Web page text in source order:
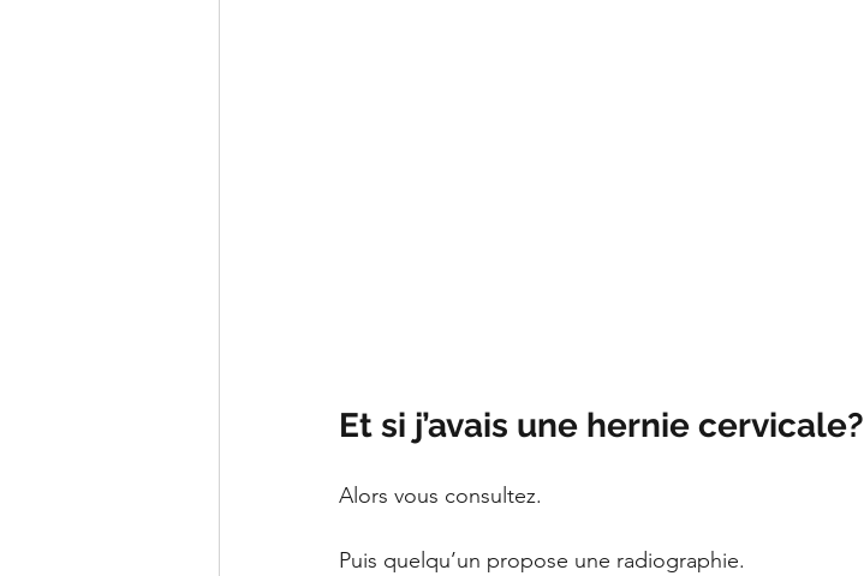
Et si j’avais une hernie cervicale?
Alors vous consultez.
Puis quelqu’un propose une radiographie.